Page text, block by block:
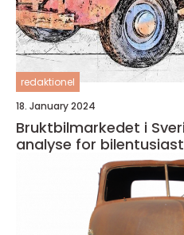
redaktionel
18. January 2024
Bruktbilmarkedet i
analyse for